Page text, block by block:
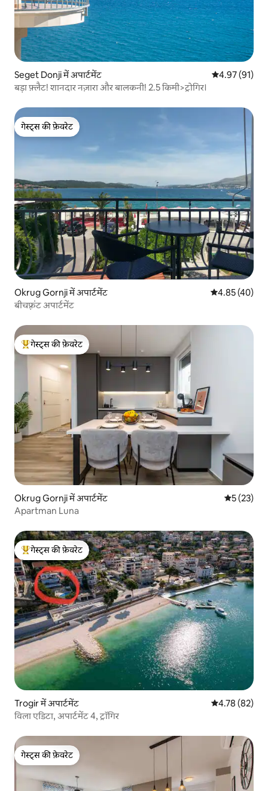
Seget Donji में अपार्टमेंट औसत रेटिंग 5 में
4.97 (91)
बड़ा फ़्लैट! शानदार नज़ारा और बालकनी! 2.5 किमी>ट्रोगिर।
गेस्ट्स की फ़ेवरेट
गेस्ट्स की फ़ेवरेट
Okrug Gornji में अपार्टमेंट औसत रेटिंग 5 में
4.85 (40)
बीचफ़्रंट अपार्टमेंट
गेस्ट्स का टॉप फ़ेवरेट
गेस्ट्स की फ़ेवरेट
Okrug Gornji में अपार्टमेंट औसत रेटिंग
5 (23)
Apartman Luna
गेस्ट्स का टॉप फ़ेवरेट
गेस्ट्स की फ़ेवरेट
Trogir में अपार्टमेंट औसत रेटिंग 5 में
4.78 (82)
विला एडिटा, अपार्टमेंट 4, ट्रॉगिर
गेस्ट्स की फ़ेवरेट
गेस्ट्स की फ़ेवरेट